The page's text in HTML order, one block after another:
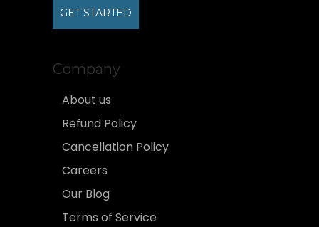
GET STARTED
Company
About us
Refund Policy
Cancellation Policy
Careers
Our Blog
Terms of Service